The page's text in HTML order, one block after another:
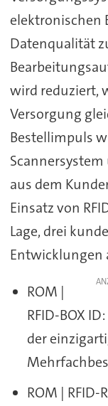
elektronischen
Datenqualität
wird reduziert,
Versorgung
Bestellimpuls
aus dem
Einsatz von
Lage, drei
Entwicklungen
ROM |
RFID-BOX
der
ROM | RFID-